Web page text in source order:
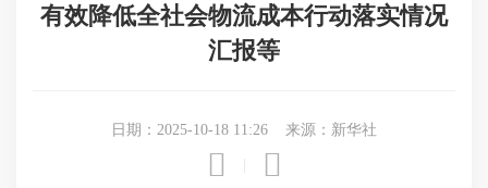
有效降低全社会物流成本行动落实情况
汇报等
日期：2025-10-18 11:26 来源：新华社
 